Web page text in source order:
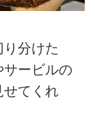
分けた
サービルの
せてくれ